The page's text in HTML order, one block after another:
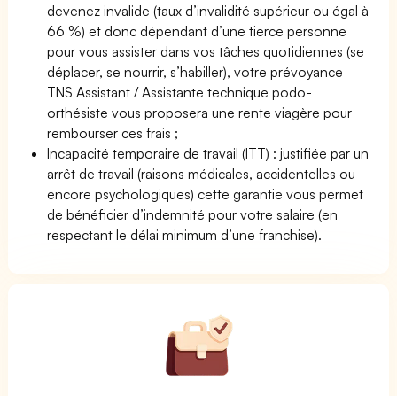
devenez invalide (taux d’invalidité supérieur ou égal à
66 %) et donc dépendant d’une tierce personne
pour vous assister dans vos tâches quotidiennes (se
déplacer, se nourrir, s’habiller), votre prévoyance
TNS Assistant / Assistante technique podo-
orthésiste vous proposera une rente viagère pour
rembourser ces frais ;
Incapacité temporaire de travail (ITT) : justifiée par un
arrêt de travail (raisons médicales, accidentelles ou
encore psychologiques) cette garantie vous permet
de bénéficier d’indemnité pour votre salaire (en
respectant le délai minimum d’une franchise).